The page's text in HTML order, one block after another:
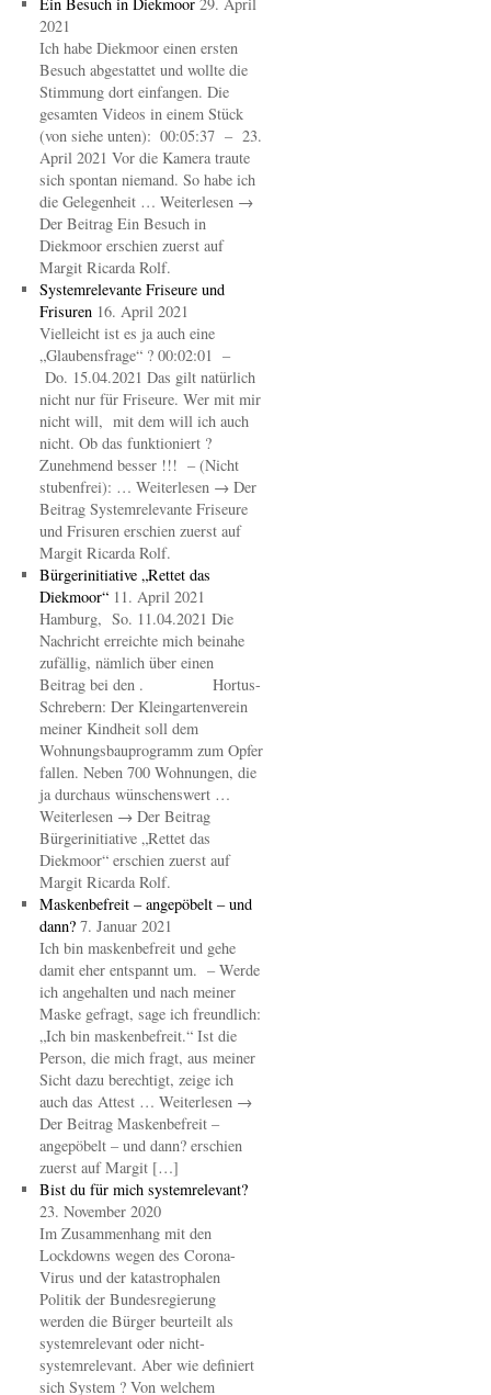
2021
Ich habe Diekmoor einen ersten
Besuch abgestattet und wollte die
Stimmung dort einfangen. Die
gesamten Videos in einem Stück
(von siehe unten): 00:05:37 – 23.
April 2021 Vor die Kamera traute
sich spontan niemand. So habe ich
die Gelegenheit … Weiterlesen →
Der Beitrag Ein Besuch in
Diekmoor erschien zuerst auf
Margit Ricarda Rolf.
Systemrelevante Friseure und
Frisuren 16. April 2021
Vielleicht ist es ja auch eine
„Glaubensfrage“ ? 00:02:01 –
Do. 15.04.2021 Das gilt natürlich
nicht nur für Friseure. Wer mit mir
nicht will, mit dem will ich auch
nicht. Ob das funktioniert ?
Zunehmend besser !!! – (Nicht
stubenfrei): … Weiterlesen → Der
Beitrag Systemrelevante Friseure
und Frisuren erschien zuerst auf
Margit Ricarda Rolf.
Bürgerinitiative „Rettet das
Diekmoor“ 11. April 2021
Hamburg, So. 11.04.2021 Die
Nachricht erreichte mich beinahe
zufällig, nämlich über einen
Beitrag bei den . Hortus-
Schrebern: Der Kleingartenverein
meiner Kindheit soll dem
Wohnungsbauprogramm zum Opfer
fallen. Neben 700 Wohnungen, die
ja durchaus wünschenswert …
Weiterlesen → Der Beitrag
Bürgerinitiative „Rettet das
Diekmoor“ erschien zuerst auf
Margit Ricarda Rolf.
Maskenbefreit – angepöbelt – und
dann? 7. Januar 2021
Ich bin maskenbefreit und gehe
damit eher entspannt um. – Werde
ich angehalten und nach meiner
Maske gefragt, sage ich freundlich:
„Ich bin maskenbefreit.“ Ist die
Person, die mich fragt, aus meiner
Sicht dazu berechtigt, zeige ich
auch das Attest … Weiterlesen →
Der Beitrag Maskenbefreit –
angepöbelt – und dann? erschien
zuerst auf Margit […]
Bist du für mich systemrelevant?
23. November 2020
Im Zusammenhang mit den
Lockdowns wegen des Corona-
Virus und der katastrophalen
Politik der Bundesregierung
werden die Bürger beurteilt als
systemrelevant oder nicht-
systemrelevant. Aber wie definiert
sich System ? Von welchem